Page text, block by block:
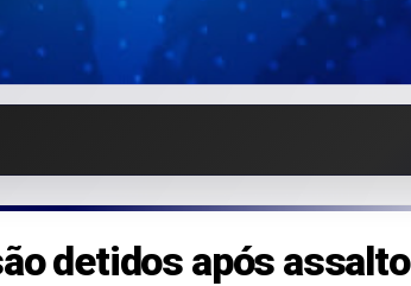
detidos após assalto